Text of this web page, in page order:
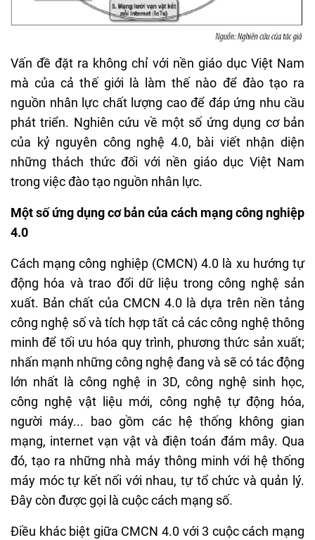
Vấn đề đặt ra không chỉ với nền giáo dục Việt Nam
mà của cả thế giới là làm thế nào để đào tạo ra
nguồn nhân lực chất lượng cao để đáp ứng nhu cầu
phát triển. Nghiên cứu về một số ứng dụng cơ bản
của kỷ nguyên công nghệ 4.0, bài viết nhận diện
những thách thức đối với nền giáo dục Việt Nam
trong việc đào tạo nguồn nhân lực.
Một số ứng dụng cơ bản của cách mạng công nghiệp
4.0
Cách mạng công nghiệp (CMCN) 4.0 là xu hướng tự
động hóa và trao đổi dữ liệu trong công nghệ sản
xuất. Bản chất của CMCN 4.0 là dựa trên nền tảng
công nghệ số và tích hợp tất cả các công nghệ thông
minh để tối ưu hóa quy trình, phương thức sản xuất;
nhấn mạnh những công nghệ đang và sẽ có tác động
lớn nhất là công nghệ in 3D, công nghệ sinh học,
công nghệ vật liệu mới, công nghệ tự động hóa,
người máy... bao gồm các hệ thống không gian
mạng, internet vạn vật và điện toán đám mây. Qua
đó, tạo ra những nhà máy thông minh với hệ thống
máy móc tự kết nối với nhau, tự tổ chức và quản lý.
Đây còn được gọi là cuộc cách mạng số.
Điều khác biệt giữa CMCN 4.0 với 3 cuộc cách mạng